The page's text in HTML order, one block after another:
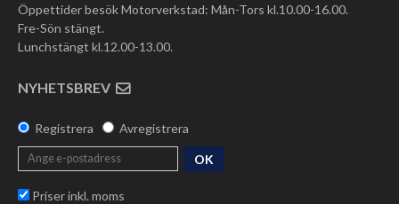
Öppettider besök Motorverkstad: Mån-Tors kl.10.00-16.00.
Fre-Sön stängt.
Lunchstängt kl.12.00-13.00.
NYHETSBREV
Registrera Avregistrera
OK
Priser inkl. moms